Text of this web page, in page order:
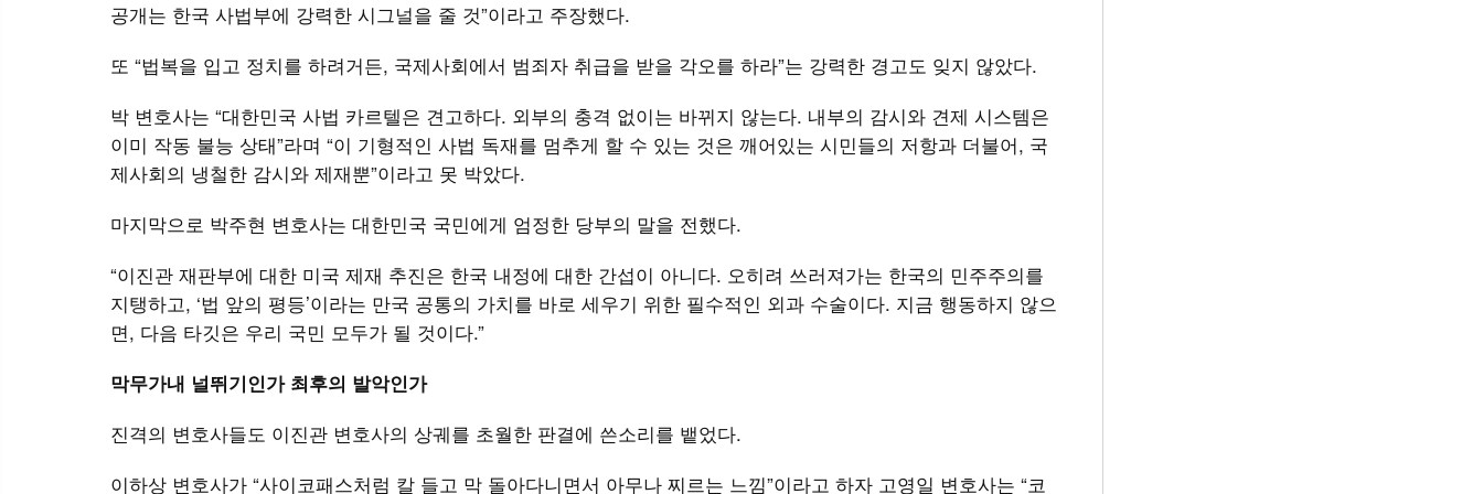
공개는 한국 사법부에 강력한 시그널을 줄 것”이라고 주장했다.
또 “법복을 입고 정치를 하려거든, 국제사회에서 범죄자 취급을 받을 각오를 하라”는 강력한 경고도 잊지 않았다.
박 변호사는 “대한민국 사법 카르텔은 견고하다. 외부의 충격 없이는 바뀌지 않는다. 내부의 감시와 견제 시스템은
이미 작동 불능 상태”라며 “이 기형적인 사법 독재를 멈추게 할 수 있는 것은 깨어있는 시민들의 저항과 더불어, 국
제사회의 냉철한 감시와 제재뿐”이라고 못 박았다.
마지막으로 박주현 변호사는 대한민국 국민에게 엄정한 당부의 말을 전했다.
“이진관 재판부에 대한 미국 제재 추진은 한국 내정에 대한 간섭이 아니다. 오히려 쓰러져가는 한국의 민주주의를
지탱하고, ‘법 앞의 평등’이라는 만국 공통의 가치를 바로 세우기 위한 필수적인 외과 수술이다. 지금 행동하지 않으
면, 다음 타깃은 우리 국민 모두가 될 것이다.”
막무가내 널뛰기인가 최후의 발악인가
진격의 변호사들도 이진관 변호사의 상궤를 초월한 판결에 쓴소리를 뱉었다.
이하상 변호사가 “사이코패스처럼 칼 들고 막 돌아다니면서 아무나 찌르는 느낌”이라고 하자 고영일 변호사는 “코